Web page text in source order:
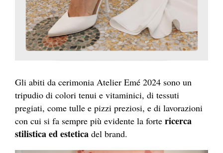
Gli abiti da cerimonia Atelier Emé 2024 sono un
tripudio di colori tenui e vitaminici, di tessuti
pregiati, come tulle e pizzi preziosi, e di lavorazioni
con cui si fa sempre più evidente la forte ricerca
stilistica ed estetica del brand.